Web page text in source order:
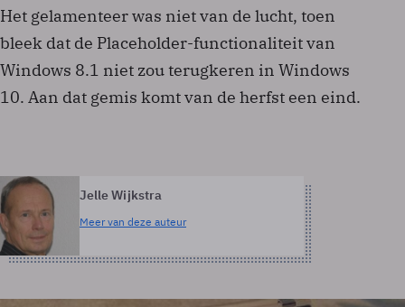
Het gelamenteer was niet van de lucht, toen
bleek dat de Placeholder-functionaliteit van
Windows 8.1 niet zou terugkeren in Windows
10. Aan dat gemis komt van de herfst een eind.
Jelle Wijkstra
Meer van deze auteur